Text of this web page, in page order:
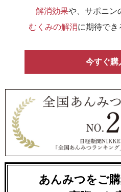
解消効果や、サポニン
むくみの解消に期待でき
今すぐ購
あんみつをご